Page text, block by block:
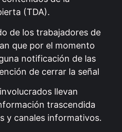
(TDA).
de los trabajadores de
que por el momento
notificación de las
de cerrar la señal
llevan
trascendida
y canales informativos.